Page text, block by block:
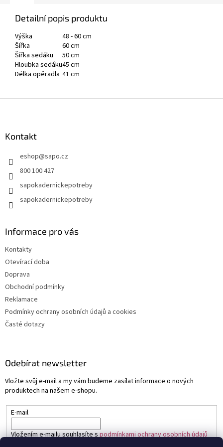
Detailní popis produktu
Výška
48 - 60 cm
Šířka
60 cm
Šířka sedáku
50 cm
Hloubka sedáku45 cm
Délka opěradla 41 cm
Kontakt
eshop@sapo.cz
800 100 427
sapokadernickepotreby
sapokadernickepotreby
Informace pro vás
Kontakty
Otevírací doba
Doprava
Obchodní podmínky
Reklamace
Podmínky ochrany osobních údajů a cookies
Časté dotazy
Odebírat newsletter
Vložte svůj e-mail a my vám budeme zasílat informace o nových
produktech na našem e-shopu.
E-mail
Vložením e-mailu souhlasíte spodmínkami ochrany osobních údajů